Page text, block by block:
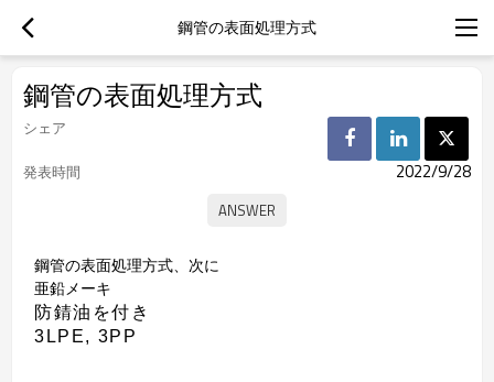
鋼管の表面処理方式
鋼管の表面処理方式
シェア
発表時間
2022/9/28
鋼管の表面処理方式、次に
亜鉛メーキ
防錆油を付き
3LPE, 3PP